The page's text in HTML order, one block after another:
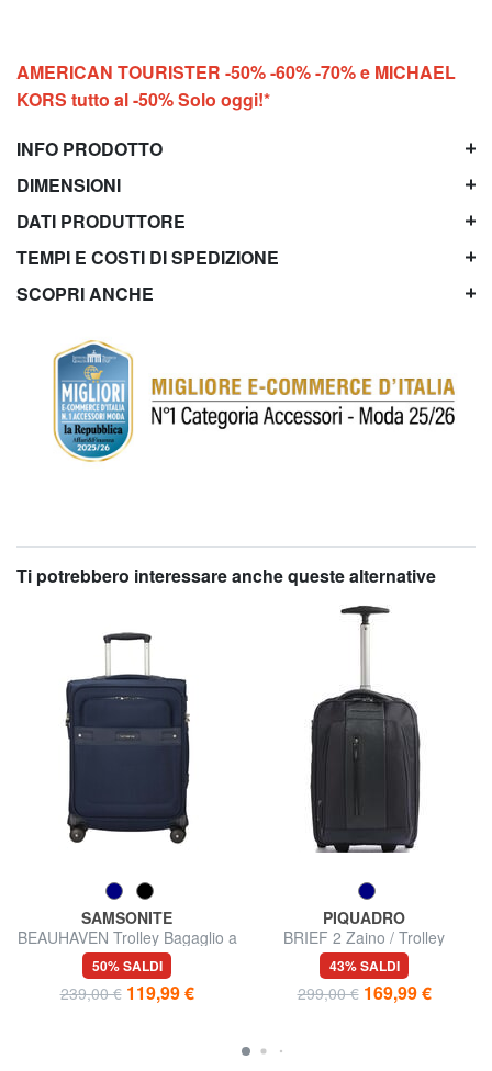
AMERICAN TOURISTER -50% -60% -70% e MICHAEL
KORS tutto al -50% Solo oggi!*
INFO PRODOTTO
DIMENSIONI
DATI PRODUTTORE
TEMPI E COSTI DI SPEDIZIONE
SCOPRI ANCHE
Ti potrebbero interessare anche queste alternative
SAMSONITE
BEAUHAVEN Trolley Bagaglio a
Mano
50% SALDI
239,00 € 119,99 €
PIQUADRO
BRIEF 2 Zaino / Trolley
Underseater
43% SALDI
299,00 € 169,99 €